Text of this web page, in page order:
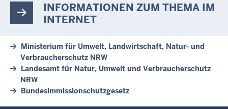
INFORMATIONEN ZUM THEMA IM
INTERNET
Ministerium für Umwelt, Landwirtschaft, Natur- und
Verbraucherschutz NRW
Landesamt für Natur, Umwelt und Verbraucherschutz
NRW
Bundesimmissionschutzgesetz